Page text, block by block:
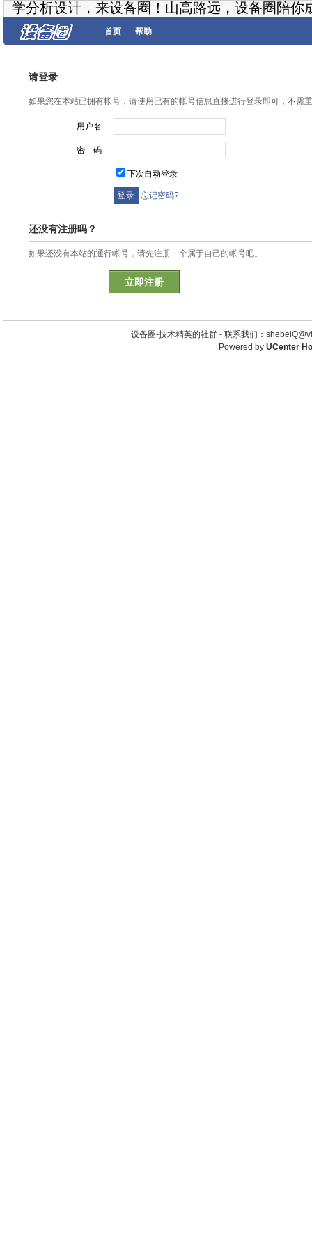
学分析设计，来设备圈！山高路远，设备圈陪你
首页 帮助
请登录
如果您在本站已拥有帐号，请使用已有的帐号信息直接进行登录即可，不需
用户名
密 码
下次自动登录
忘记密码?
还没有注册吗？
如果还没有本站的通行帐号，请先注册一个属于自己的帐号吧。
立即注册
设备圈-技术精英的社群 - 联系我们：
Powered by UCenter